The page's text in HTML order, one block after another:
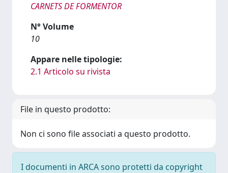
CARNETS DE FORMENTOR
N° Volume
10
Appare nelle tipologie:
2.1 Articolo su rivista
File in questo prodotto:
Non ci sono file associati a questo prodotto.
I documenti in ARCA sono protetti da copyright